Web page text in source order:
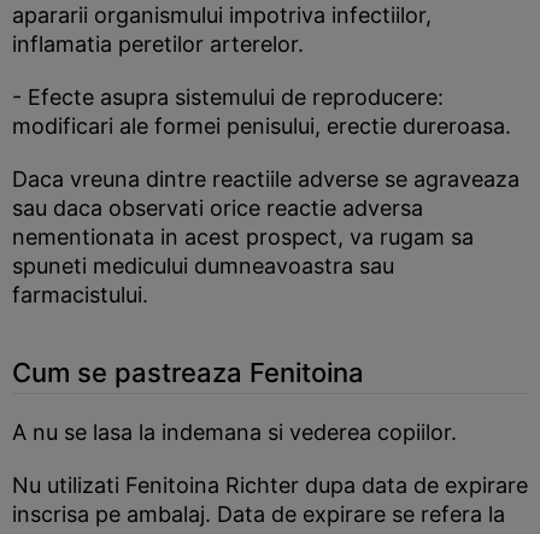
apararii organismului impotriva infectiilor,
inflamatia peretilor arterelor.
- Efecte asupra sistemului de reproducere:
modificari ale formei penisului, erectie dureroasa.
Daca vreuna dintre reactiile adverse se agraveaza
sau daca observati orice reactie adversa
nementionata in acest prospect, va rugam sa
spuneti medicului dumneavoastra sau
farmacistului.
Cum se pastreaza Fenitoina
A nu se lasa la indemana si vederea copiilor.
Nu utilizati Fenitoina Richter dupa data de expirare
inscrisa pe ambalaj. Data de expirare se refera la